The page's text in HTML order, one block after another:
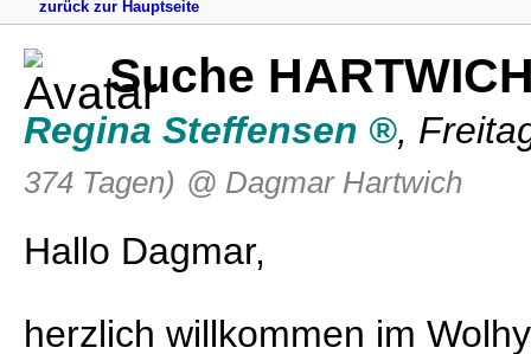
zurück zur Hauptseite
Suche
Regina Steffensen ,
374 Tagen) @ Dagmar Hartwich
Hallo Dagmar,
herzlich willkommen im